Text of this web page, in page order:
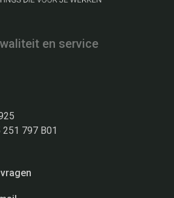
en service
797 B01